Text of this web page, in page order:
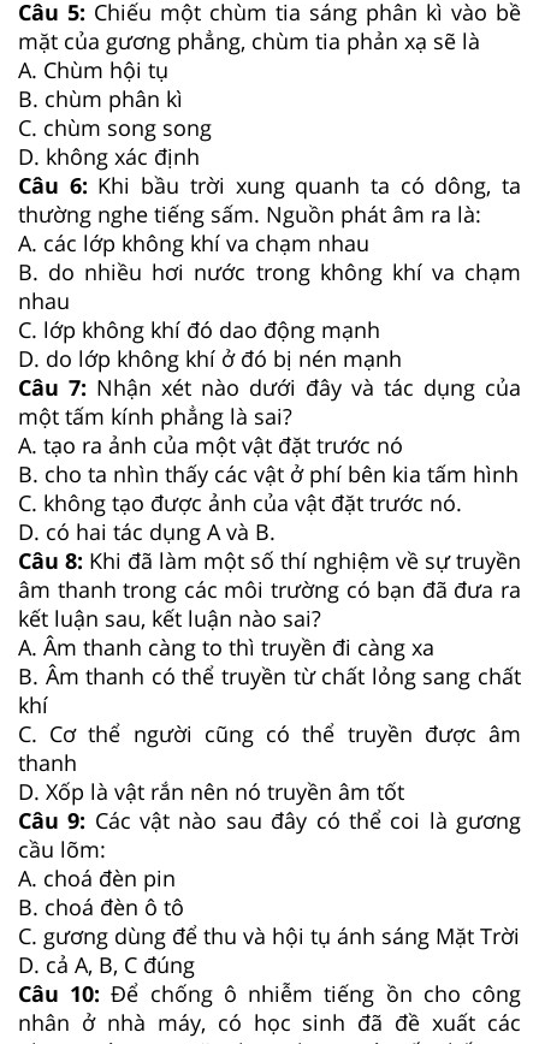
Câu 5: Chiếu một chùm tia sáng phân kì vào bề
mặt của gương phẳng, chùm tia phản xạ sẽ là
A. Chùm hội tụ
B. chùm phân kì
C. chùm song song
D. không xác định
Câu 6: Khi bầu trời xung quanh ta có dông, ta
thường nghe tiếng sấm. Nguồn phát âm ra là:
A. các lớp không khí va chạm nhau
B. do nhiều hơi nước trong không khí va chạm
nhau
C. lớp không khí đó dao động mạnh
D. do lớp không khí ở đó bị nén mạnh
Câu 7: Nhận xét nào dưới đây và tác dụng của
một tấm kính phẳng là sai?
A. tạo ra ảnh của một vật đặt trước nó
B. cho ta nhìn thấy các vật ở phí bên kia tấm hình
C. không tạo được ảnh của vật đặt trước nó.
D. có hai tác dụng A và B.
Câu 8: Khi đã làm một số thí nghiệm về sự truyền
âm thanh trong các môi trường có bạn đã đưa ra
kết luận sau, kết luận nào sai?
A. Âm thanh càng to thì truyền đi càng xa
B. Âm thanh có thể truyền từ chất lỏng sang chất
khí
C. Cơ thể người cũng có thể truyền được âm
thanh
D. Xốp là vật rắn nên nó truyền âm tốt
Câu 9: Các vật nào sau đây có thể coi là gương
cầu lõm:
A. choá đèn pin
B. choá đèn ô tô
C. gương dùng để thu và hội tụ ánh sáng Mặt Trời
D. cả A, B, C đúng
Câu 10: Để chống ô nhiễm tiếng ồn cho công
nhân ở nhà máy, có học sinh đã đề xuất các